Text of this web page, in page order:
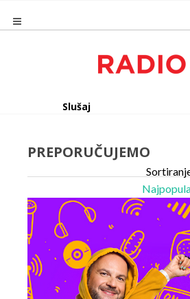
Slušaj
PREPORUČUJEMO